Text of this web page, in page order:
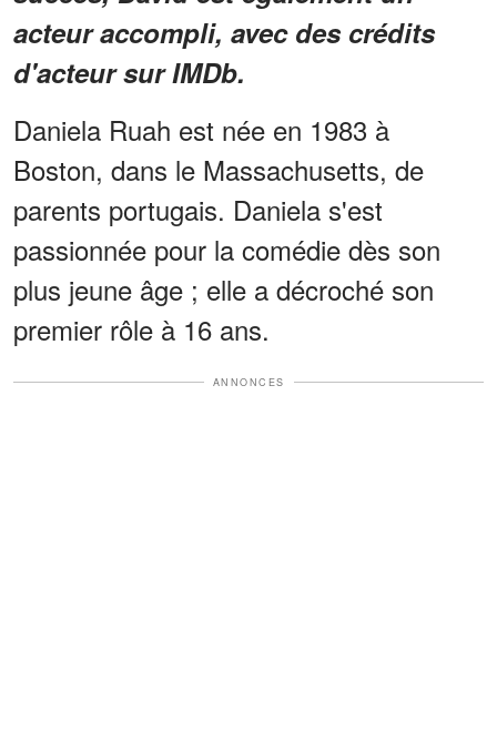
acteur accompli, avec des crédits
d'acteur sur IMDb.
Daniela Ruah est née en 1983 à
Boston, dans le Massachusetts, de
parents portugais. Daniela s'est
passionnée pour la comédie dès son
plus jeune âge ; elle a décroché son
premier rôle à 16 ans.
ANNONCES